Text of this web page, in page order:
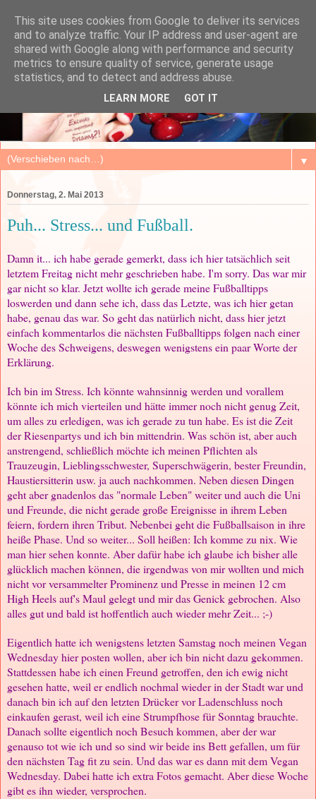
▼
Donnerstag, 2. Mai 2013
Puh... Stress... und Fußball.
Damn it... ich habe gerade gemerkt, dass ich hier tatsächlich seit
letztem Freitag nicht mehr geschrieben habe. I'm sorry. Das war mir
gar nicht so klar. Jetzt wollte ich gerade meine Fußballtipps
loswerden und dann sehe ich, dass das Letzte, was ich hier getan
habe, genau das war. So geht das natürlich nicht, dass hier jetzt
einfach kommentarlos die nächsten Fußballtipps folgen nach einer
Woche des Schweigens, deswegen wenigstens ein paar Worte der
Erklärung.
Ich bin im Stress. Ich könnte wahnsinnig werden und vorallem
könnte ich mich vierteilen und hätte immer noch nicht genug Zeit,
um alles zu erledigen, was ich gerade zu tun habe. Es ist die Zeit
der Riesenpartys und ich bin mittendrin. Was schön ist, aber auch
anstrengend, schließlich möchte ich meinen Pflichten als
Trauzeugin, Lieblingsschwester, Superschwägerin, bester Freundin,
Haustiersitterin usw. ja auch nachkommen. Neben diesen Dingen
geht aber gnadenlos das "normale Leben" weiter und auch die Uni
und Freunde, die nicht gerade große Ereignisse in ihrem Leben
feiern, fordern ihren Tribut. Nebenbei geht die Fußballsaison in ihre
heiße Phase. Und so weiter... Soll heißen: Ich komme zu nix. Wie
man hier sehen konnte. Aber dafür habe ich glaube ich bisher alle
glücklich machen können, die irgendwas von mir wollten und mich
nicht vor versammelter Prominenz und Presse in meinen 12 cm
High Heels auf's Maul gelegt und mir das Genick gebrochen. Also
alles gut und bald ist hoffentlich auch wieder mehr Zeit... ;-)
Eigentlich hatte ich wenigstens letzten Samstag noch meinen Vegan
Wednesday hier posten wollen, aber ich bin nicht dazu gekommen.
Stattdessen habe ich einen Freund getroffen, den ich ewig nicht
gesehen hatte, weil er endlich nochmal wieder in der Stadt war und
danach bin ich auf den letzten Drücker vor Ladenschluss noch
einkaufen gerast, weil ich eine Strumpfhose für Sonntag brauchte.
Danach sollte eigentlich noch Besuch kommen, aber der war
genauso tot wie ich und so sind wir beide ins Bett gefallen, um für
den nächsten Tag fit zu sein. Und das war es dann mit dem Vegan
Wednesday. Dabei hatte ich extra Fotos gemacht. Aber diese Woche
gibt es ihn wieder, versprochen.
This site uses cookies from Google to deliver its services
and to analyze traffic. Your IP address and user-agent are
shared with Google along with performance and security
metrics to ensure quality of service, generate usage
statistics, and to detect and address abuse.
LEARN MORE GOT IT